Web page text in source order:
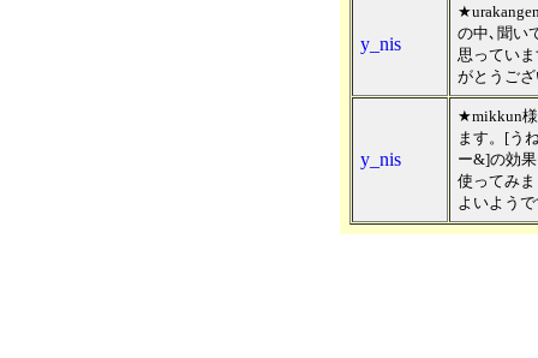
y_nis
の中､聞い
思ってい
がとうご
y_nis
★mikkun
ます。[う
ー&]の効
使ってみ
よいよう